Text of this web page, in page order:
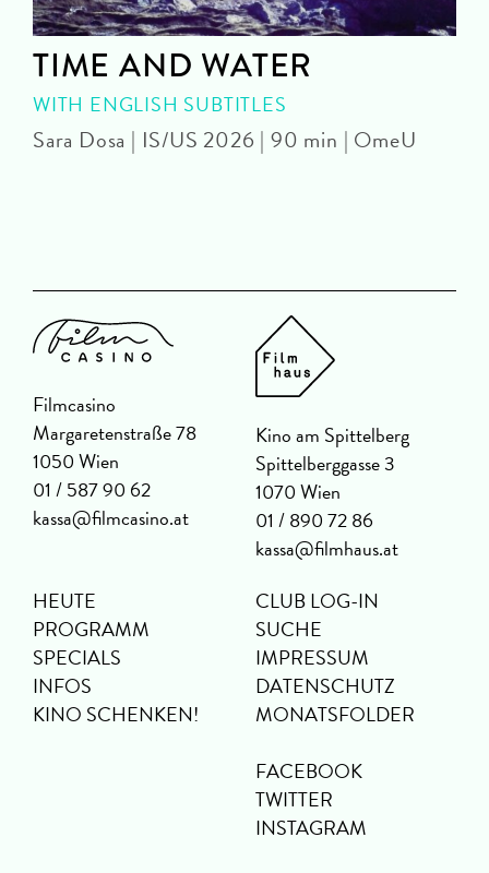
TIME AND WATER
WITH ENGLISH SUBTITLES
Sara Dosa | IS/US 2026 | 90 min | OmeU
Filmcasino
Margaretenstraße 78
1050 Wien
01 / 587 90 62
kassa@filmcasino.at
Kino am Spittelberg
Spittelberggasse 3
1070 Wien
01 / 890 72 86
kassa@filmhaus.at
HEUTE
PROGRAMM
SPECIALS
INFOS
KINO SCHENKEN!
CLUB LOG-IN
SUCHE
IMPRESSUM
DATENSCHUTZ
MONATSFOLDER
FACEBOOK
TWITTER
INSTAGRAM